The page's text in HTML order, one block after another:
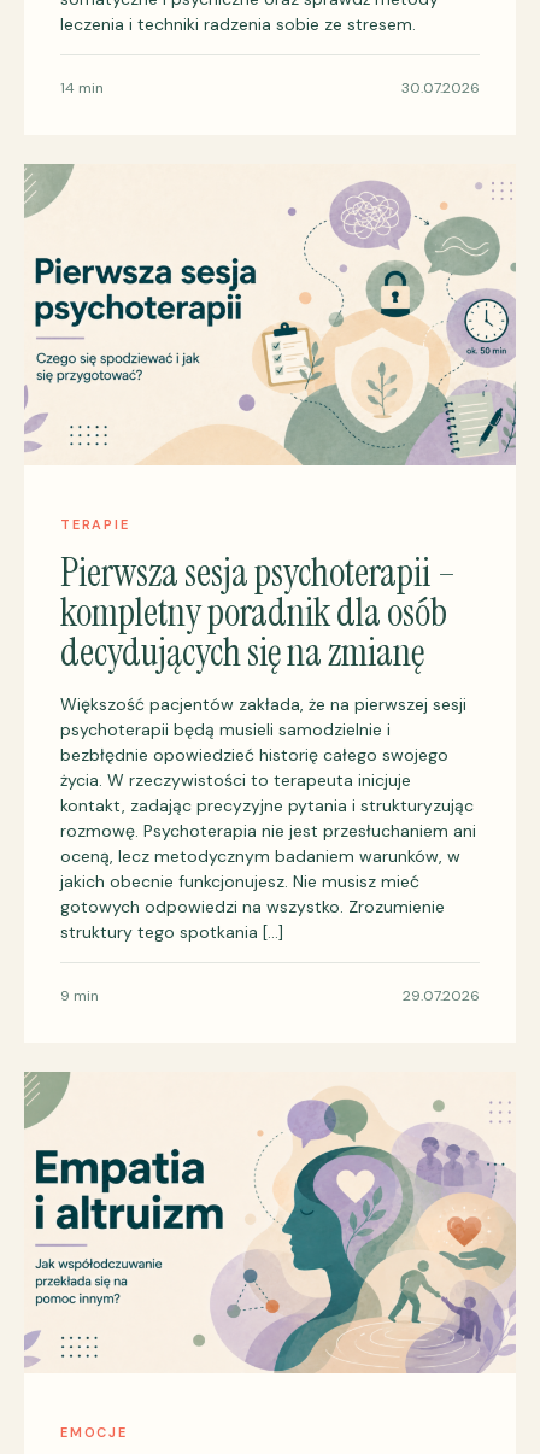
leczenia i techniki radzenia sobie ze stresem.
14 min 30.07.2026
TERAPIE
Pierwsza sesja psychoterapii –
kompletny poradnik dla osób
decydujących się na zmianę
Większość pacjentów zakłada, że na pierwszej sesji
psychoterapii będą musieli samodzielnie i
bezbłędnie opowiedzieć historię całego swojego
życia. W rzeczywistości to terapeuta inicjuje
kontakt, zadając precyzyjne pytania i strukturyzując
rozmowę. Psychoterapia nie jest przesłuchaniem ani
oceną, lecz metodycznym badaniem warunków, w
jakich obecnie funkcjonujesz. Nie musisz mieć
gotowych odpowiedzi na wszystko. Zrozumienie
struktury tego spotkania […]
9 min 29.07.2026
EMOCJE